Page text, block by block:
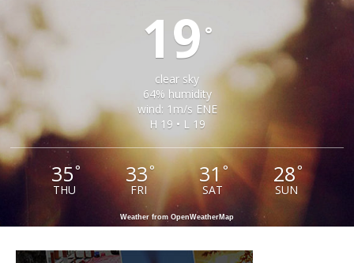
19 °
clear sky
64% humidity
wind: 1m/s ENE
H 19 • L 19
35°
THU
33°
FRI
31°
SAT
28°
SUN
Weather from OpenWeatherMap